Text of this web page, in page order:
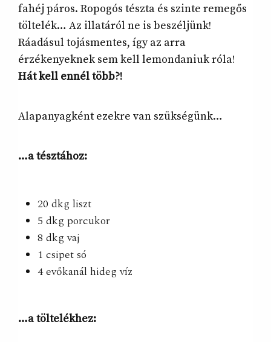
fahéj páros. Ropogós tészta és szinte remegős
töltelék… Az illatáról ne is beszéljünk!
Ráadásul tojásmentes, így az arra
érzékenyeknek sem kell lemondaniuk róla!
Hát kell ennél több?!
Alapanyagként ezekre van szükségünk…
…a tésztához:
20 dkg liszt
5 dkg porcukor
8 dkg vaj
1 csipet só
4 evőkanál hideg víz
…a töltelékhez: